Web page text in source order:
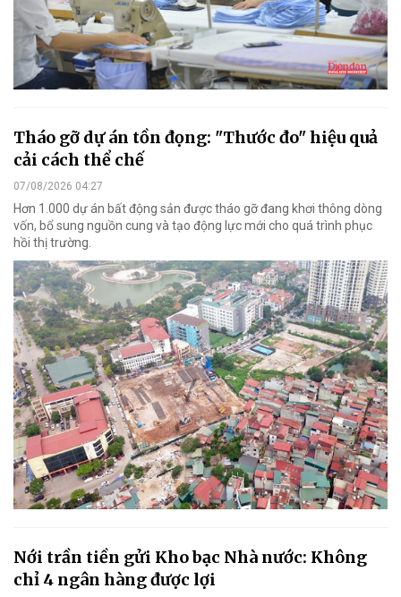
Tháo gỡ dự án tồn đọng: "Thước đo" hiệu quả
cải cách thể chế
07/08/2026 04:27
Hơn 1.000 dự án bất động sản được tháo gỡ đang khơi thông dòng
vốn, bổ sung nguồn cung và tạo động lực mới cho quá trình phục
hồi thị trường.
Nới trần tiền gửi Kho bạc Nhà nước: Không
chỉ 4 ngân hàng được lợi